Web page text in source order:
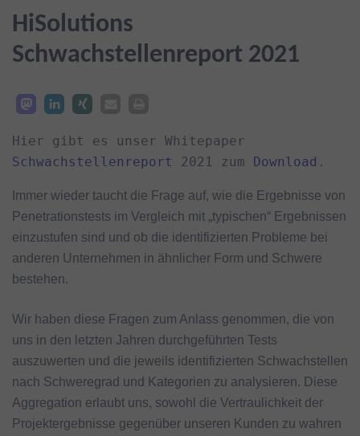
HiSolutions
Schwachstellenreport 2021
Schwachstellenreport
2021 zum Download .
Immer wieder taucht die Frage auf, wie die Ergebnisse von
Penetrationstests im Vergleich mit „typischen“ Ergebnissen
einzustufen sind und ob die identifizierten Probleme bei
anderen Unternehmen in ähnlicher Form und Schwere
bestehen.
Wir haben diese Fragen zum Anlass genommen, die von
uns in den letzten Jahren durchgeführten Tests
auszuwerten und die jeweils identifizierten Schwachstellen
nach Schweregrad und Kategorien zu analysieren. Diese
Aggregation erlaubt uns, sowohl die Vertraulichkeit der
Projektergebnisse gegenüber unseren Kunden zu wahren